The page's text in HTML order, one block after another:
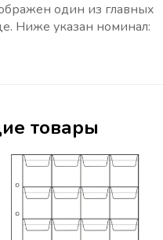
один из главных
Ниже указан номинал:
товары